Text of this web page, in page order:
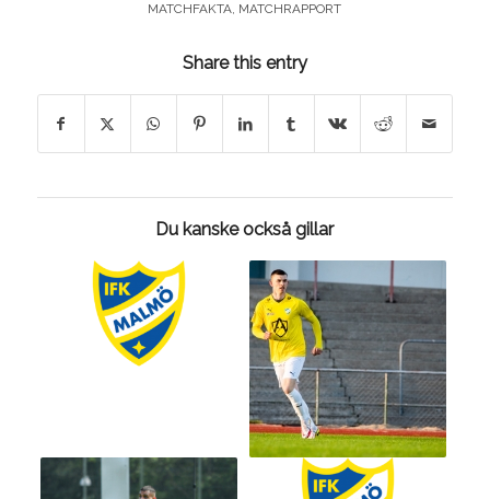
MATCHFAKTA, MATCHRAPPORT
Share this entry
Du kanske också gillar